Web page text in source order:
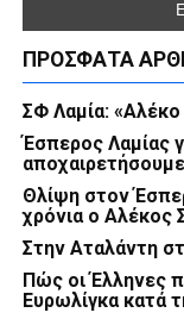
ΠΡΌΣΦΑΤΑ
ΣΦ Λαμία:
Έσπερος Λαμίας
Θλίψη στον
χρόνια ο Αλέκος
Στην Αταλάντη
Πώς οι Έλληνες
Ευρωλίγκα κατά